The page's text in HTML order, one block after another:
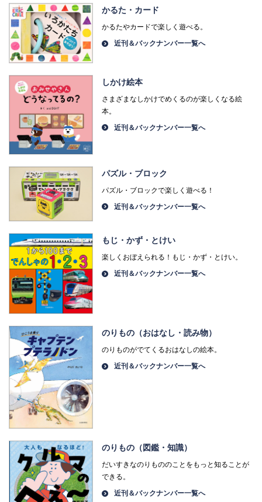
かるた・カード
かるたやカードで楽しく遊べる。
近刊＆バックナンバー一覧へ
しかけ絵本
さまざまなしかけでめくるのが楽しくなる絵
本。
近刊＆バックナンバー一覧へ
パズル・ブロック
パズル・ブロックで楽しく遊べる！
近刊＆バックナンバー一覧へ
もじ・かず・とけい
楽しくおぼえられる！もじ・かず・とけい。
近刊＆バックナンバー一覧へ
のりもの（おはなし・読み物）
のりものがでてくるおはなしの絵本。
近刊＆バックナンバー一覧へ
のりもの（図鑑・知識）
だいすきなのりもののことをもっと知ることが
できる。
近刊＆バックナンバー一覧へ